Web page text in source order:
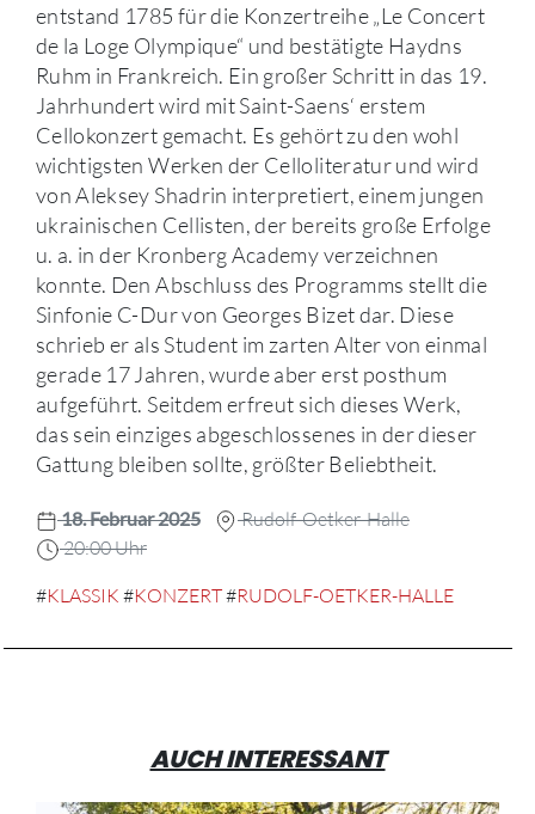
entstand 1785 für die Konzertreihe „Le Concert
de la Loge Olympique“ und bestätigte Haydns
Ruhm in Frankreich. Ein großer Schritt in das 19.
Jahrhundert wird mit Saint-Saens‘ erstem
Cellokonzert gemacht. Es gehört zu den wohl
wichtigsten Werken der Celloliteratur und wird
von Aleksey Shadrin interpretiert, einem jungen
ukrainischen Cellisten, der bereits große Erfolge
u. a. in der Kronberg Academy verzeichnen
konnte. Den Abschluss des Programms stellt die
Sinfonie C-Dur von Georges Bizet dar. Diese
schrieb er als Student im zarten Alter von einmal
gerade 17 Jahren, wurde aber erst posthum
aufgeführt. Seitdem erfreut sich dieses Werk,
das sein einziges abgeschlossenes in der dieser
Gattung bleiben sollte, größter Beliebtheit.
18. Februar 2025
Rudolf-Oetker-Halle
20:00 Uhr
#KLASSIK #KONZERT#RUDOLF-OETKER-HALLE
AUCH INTERESSANT